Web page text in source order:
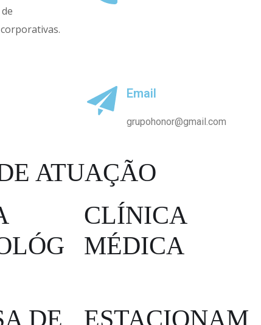
Email
grupohonor@gmail.com
ATUAÇÃO
CLÍNICA
MÉDICA
DE ESTACIONAM